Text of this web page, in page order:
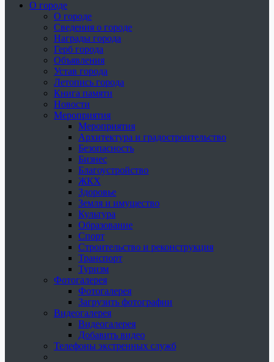
О городе
О городе
Сведения о городе
Награды города
Герб города
Объявления
Устав города
Летопись города
Книга памяти
Новости
Мероприятия
Мероприятия
Архитектура и градостроительство
Безопасность
Бизнес
Благоустройство
ЖКХ
Здоровье
Земля и имущество
Культура
Образование
Спорт
Строительство и реконструкция
Транспорт
Туризм
Фотогалерея
Фотогалерея
Загрузить фотографии
Видеогалерея
Видеогалерея
Добавить видео
Телефоны экстренных служб